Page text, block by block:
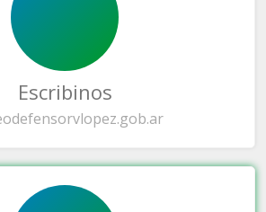
Escribinos
defensorvlopez.gob.ar